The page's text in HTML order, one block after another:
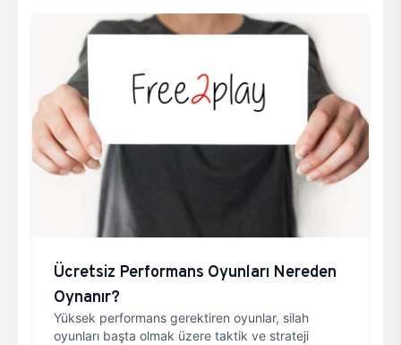
Ücretsiz Performans Oyunları Nereden
Oynanır?
Yüksek performans gerektiren oyunlar, silah
oyunları başta olmak üzere taktik ve strateji